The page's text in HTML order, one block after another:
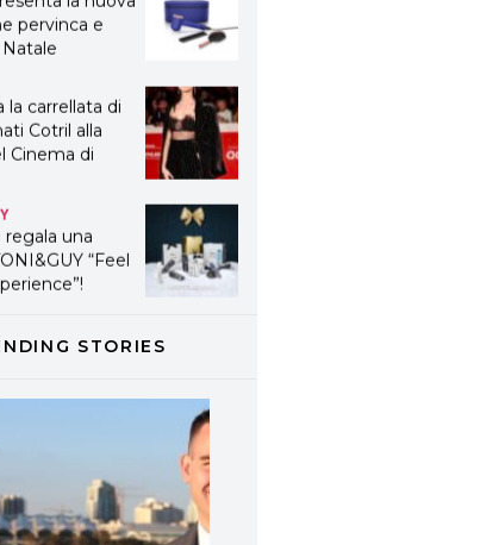
pervinca e
la carrellata di
Cotril alla
Cinema di
regala una
“Feel
lancia la sua
beauty preziosi
adatto ad
STORIES